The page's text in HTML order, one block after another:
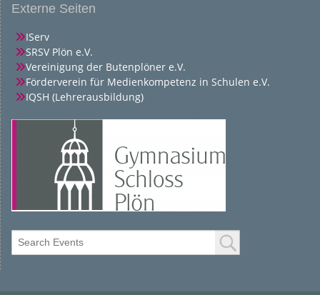
Externe Seiten
IServ
SRSV Plön e.V.
Vereinigung der Butenplöner e.V.
Förderverein für Medienkompetenz in Schulen e.V.
IQSH (Lehrerausbildung)